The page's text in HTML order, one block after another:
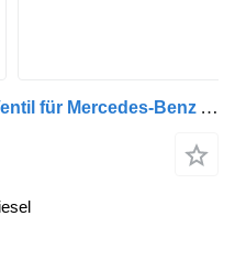
1845 LS A4711400508 AGR-Ventil für Mercedes-Benz ACTROS MP4 LKW